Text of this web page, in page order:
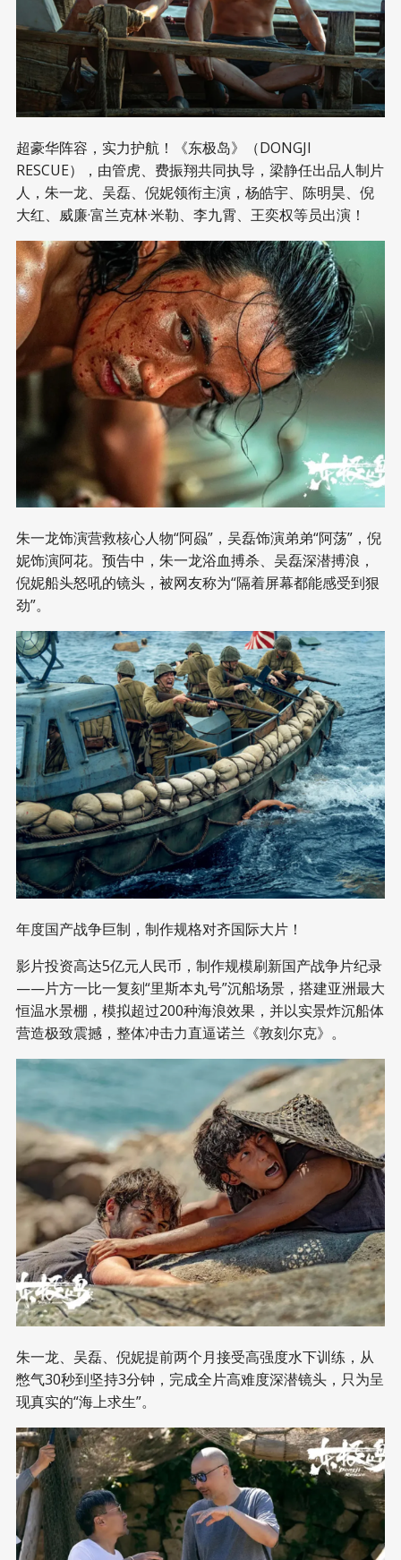
超豪华阵容，实力护航！《东极岛》（DONGJI
RESCUE），由管虎、费振翔共同执导，梁静任出品人制片
人，朱一龙、吴磊、倪妮领衔主演，杨皓宇、陈明昊、倪
大红、威廉·富兰克林·米勒、李九霄、王奕权等员出演！
朱一龙饰演营救核心人物“阿赑”，吴磊饰演弟弟“阿荡”，倪
妮饰演阿花。预告中，朱一龙浴血搏杀、吴磊深潜搏浪，
倪妮船头怒吼的镜头，被网友称为“隔着屏幕都能感受到狠
劲”。
年度国产战争巨制，制作规格对齐国际大片！
影片投资高达5亿元人民币，制作规模刷新国产战争片纪录
——片方一比一复刻“里斯本丸号”沉船场景，搭建亚洲最大
恒温水景棚，模拟超过200种海浪效果，并以实景炸沉船体
营造极致震撼，整体冲击力直逼诺兰《敦刻尔克》。
朱一龙、吴磊、倪妮提前两个月接受高强度水下训练，从
憋气30秒到坚持3分钟，完成全片高难度深潜镜头，只为呈
现真实的“海上求生”。